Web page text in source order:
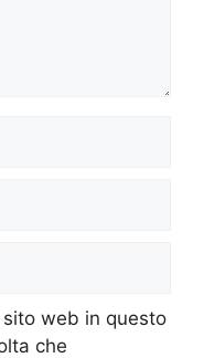
web in questo
che